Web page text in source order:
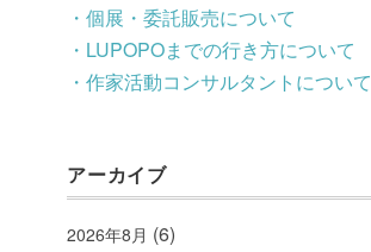
・個展・委託販売について
・LUPOPOまでの行き方について
・作家活動コンサルタントについて
アーカイブ
2026年8月 (6)